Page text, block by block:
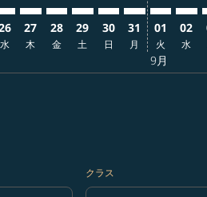
水
27
木
28
金
29
土
30
日
31
月
01
火
9月
02
水
クラス